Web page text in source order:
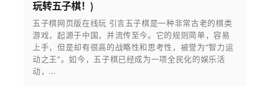
玩转五子棋！)
五子棋网页版在线玩 引言五子棋是一种非常古老的棋类
游戏，起源于中国，并流传至今。它的规则简单，容易
上手，但是却有很高的战略性和思考性，被誉为“智力运
动之王”。如今，五子棋已经成为一项全民化的娱乐活
动，...